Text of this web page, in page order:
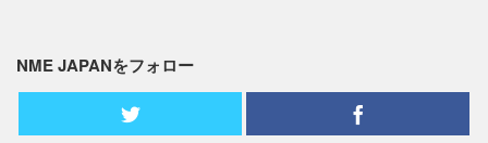
NME JAPANをフォロー